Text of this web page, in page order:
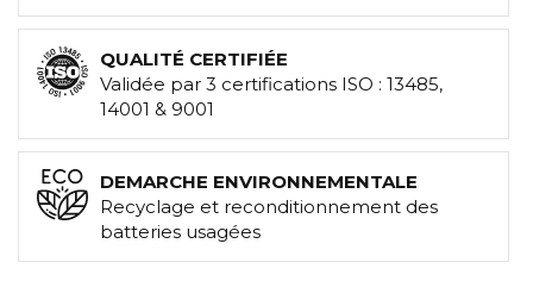
QUALITÉ CERTIFIÉE
Validée par 3 certifications ISO : 13485,
14001 & 9001
DEMARCHE ENVIRONNEMENTALE
Recyclage et reconditionnement des
batteries usagées